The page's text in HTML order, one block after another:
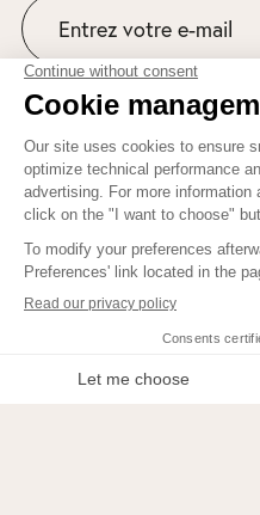
Suivez-nous
2026 © Le Blog Beauty
Pour apprendre comment
JE